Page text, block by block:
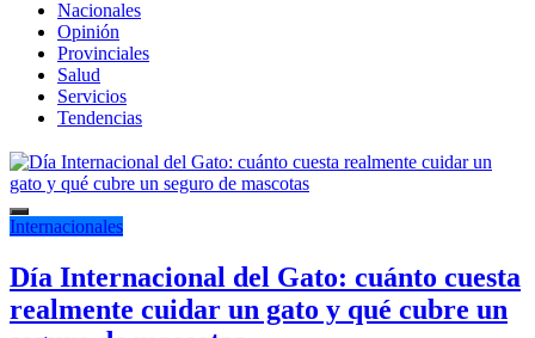
Nacionales
Opinión
Provinciales
Salud
Servicios
Tendencias
Internacionales
Día Internacional del Gato: cuánto cuesta
realmente cuidar un gato y qué cubre un